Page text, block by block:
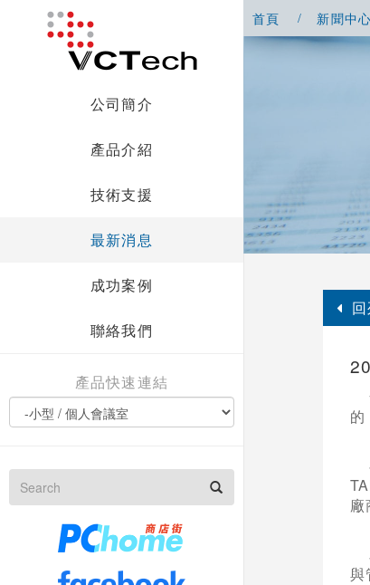
公司簡介
產品介紹
技術支援
最新消息
成功案例
聯絡我們
產品快速連結
首頁 新聞中心
廠
與